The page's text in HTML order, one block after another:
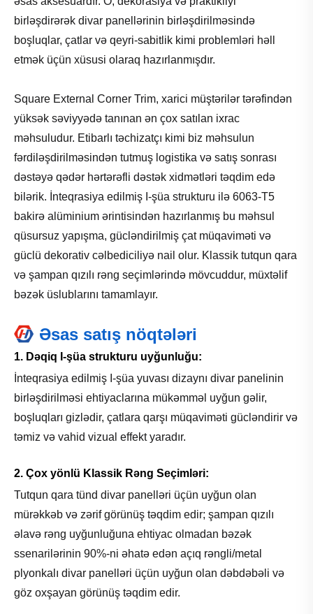
birləşdirərək divar panellərinin birləşdirilməsində
boşluqlar, çatlar və qeyri-sabitlik kimi problemləri həll
etmək üçün xüsusi olaraq hazırlanmışdır.
Square External Corner Trim, xarici müştərilər tərəfindən
yüksək səviyyədə tanınan ən çox satılan ixrac
məhsuludur. Etibarlı təchizatçı kimi biz məhsulun
fərdiləşdirilməsindən tutmuş logistika və satış sonrası
dəstəyə qədər hərtərəfli dəstək xidmətləri təqdim edə
bilərik. İnteqrasiya edilmiş I-şüa strukturu ilə 6063-T5
bakirə alüminium ərintisindən hazırlanmış bu məhsul
qüsursuz yapışma, gücləndirilmiş çat müqaviməti və
güclü dekorativ cəlbediciliyə nail olur. Klassik tutqun qara
və şampan qızılı rəng seçimlərində mövcuddur, müxtəlif
bəzək üslublarını tamamlayır.
Əsas satış nöqtələri
1. Dəqiq I-şüa strukturu uyğunluğu:
İnteqrasiya edilmiş I-şüa yuvası dizaynı divar panelinin
birləşdirilməsi ehtiyaclarına mükəmməl uyğun gəlir,
boşluqları gizlədir, çatlara qarşı müqaviməti gücləndirir və
təmiz və vahid vizual effekt yaradır.
2. Çox yönlü Klassik Rəng Seçimləri:
Tutqun qara tünd divar panelləri üçün uyğun olan
mürəkkəb və zərif görünüş təqdim edir; şampan qızılı
əlavə rəng uyğunluğuna ehtiyac olmadan bəzək
ssenarilərinin 90%-ni əhatə edən açıq rəngli/metal
plyonkalı divar panelləri üçün uyğun olan dəbdəbəli və
göz oxşayan görünüş təqdim edir.